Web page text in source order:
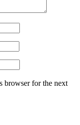
browser for the next